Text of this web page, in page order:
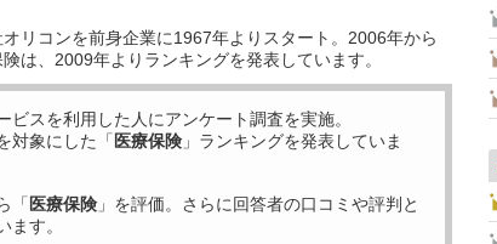
リコンを前身企業に1967年よりスタート。2006年から
は、2009年よりランキングを発表しています。
ビスを利用した 人にアンケート調査を実施。
対象にした「 医療保険 」ランキングを発表していま
「 医療保険 」を評価。さらに回答者の口コミや評判と
ます。